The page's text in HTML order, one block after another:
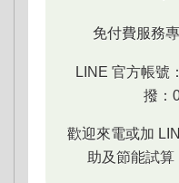
免付費服務專
LINE 官方帳號：
撥：
歡迎來電或加
助及節能試算